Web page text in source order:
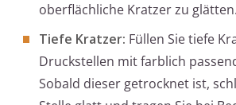
oberflächliche Kratzer zu glätten.
Tiefe Kratzer: Füllen Sie tiefe
Druckstellen mit farblich
Sobald dieser getrocknet ist,